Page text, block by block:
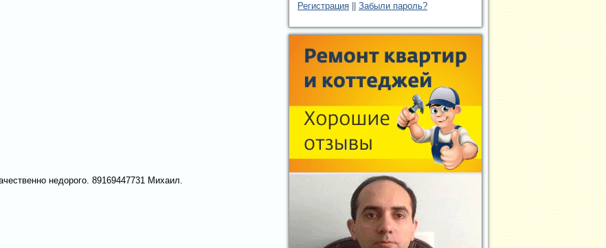
Регистрация Забыли пароль?
недорого. 89169447731 Михаил.